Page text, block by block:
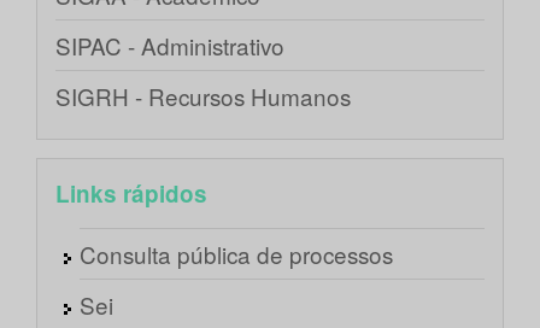
SIPAC - Administrativo
SIGRH - Recursos Humanos
Links rápidos
Consulta pública de processos
Sei